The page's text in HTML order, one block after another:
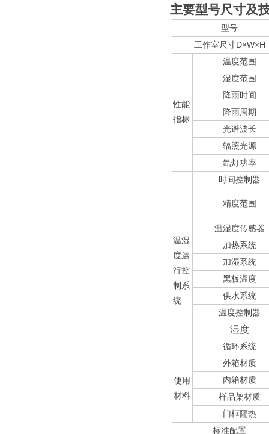
主要型号尺寸及
型号
工作室尺寸D×W×H
性能
指标
温度范围
湿度范围
降雨时间
降雨周期
光谱波长
辐照光源
氙灯功率
温湿
度运
行控
制系
统
时间控制器
精度范围
温湿度传感器
加热系统
加湿系统
黑板温度
供水系统
温度控制器
湿度
循环系统
使用
材料
外箱材质
内箱材质
样品架材质
门框隔热
标准配置